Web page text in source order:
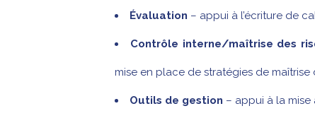
Évaluation – appui à l’écriture de
Contrôle interne/maîtrise des
mise en place de stratégies de maîtrise
Outils de gestion – appui à la mise